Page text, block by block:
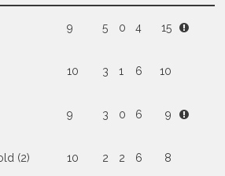
9 5 0 4 15
10 3 1 6 10
9 3 0 6 9
(2) 10 2 2 6 8